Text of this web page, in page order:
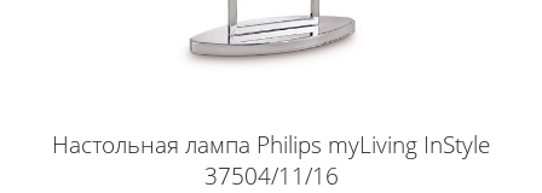
Настольная лампа Philips myLiving InStyle
37504/11/16